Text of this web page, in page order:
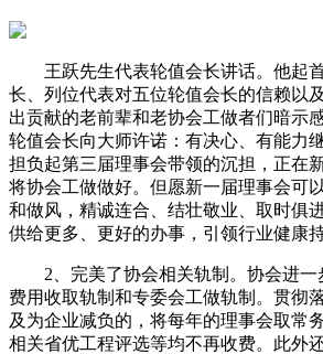
王跃先生代表轮值会长讲话。他起
长、列位代表对五位轮值会长的信赖以
出贡献的老前辈和老协会工做者们暗示
轮值会长向大师许诺：有决心、有能力
担负起第三届理事会带领的沉担，正在
将协会工做做好。但愿新一届理事会可
和做风，精诚连合、结壮敬业、取时俱
供给更多、更好的办事，引领行业健康
2、完美了协会相关轨制。协会进一
费用收取轨制和专委会工做轨制。贯彻
及为企业减负的，将每年的理事会取常
相关省优工程评选等均不再收费。此外